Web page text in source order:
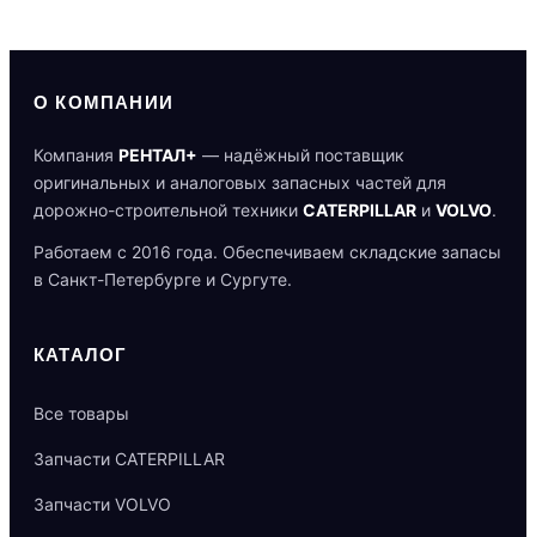
О КОМПАНИИ
Компания РЕНТАЛ+ — надёжный поставщик
оригинальных и аналоговых запасных частей для
дорожно-строительной техники CATERPILLAR и VOLVO.
Работаем с 2016 года. Обеспечиваем складские запасы
в Санкт-Петербурге и Сургуте.
КАТАЛОГ
Все товары
Запчасти CATERPILLAR
Запчасти VOLVO